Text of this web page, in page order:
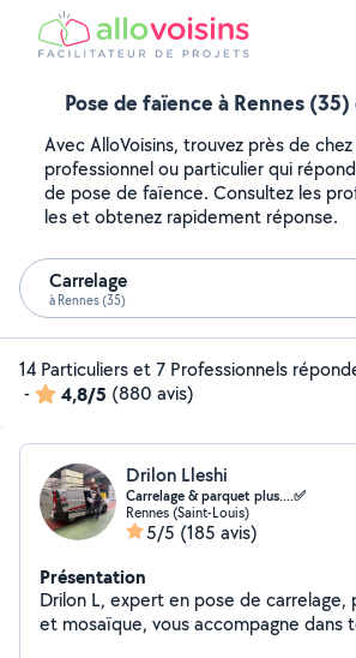
Pose de faïence à Rennes
Avec AlloVoisins, trouvez près de
professionnel ou particulier qui
de pose de faïence. Consultez les
les et obtenez rapidement réponse.
Carrelage
à Rennes (35)
14 Particuliers et 7 Professionnels
-
4,8/5 (880 avis)
Drilon Lleshi
Carrelage & parquet plus....✅
Rennes (Saint-Louis)
5/5 (185 avis)
Présentation
Drilon L, expert en pose de carrelage,
et mosaïque, vous accompagne dans